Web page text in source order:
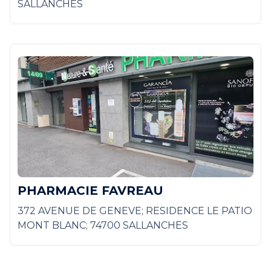
SALLANCHES
PHARMACIE FAVREAU
372 AVENUE DE GENEVE; RESIDENCE LE PATIO
MONT BLANC; 74700 SALLANCHES